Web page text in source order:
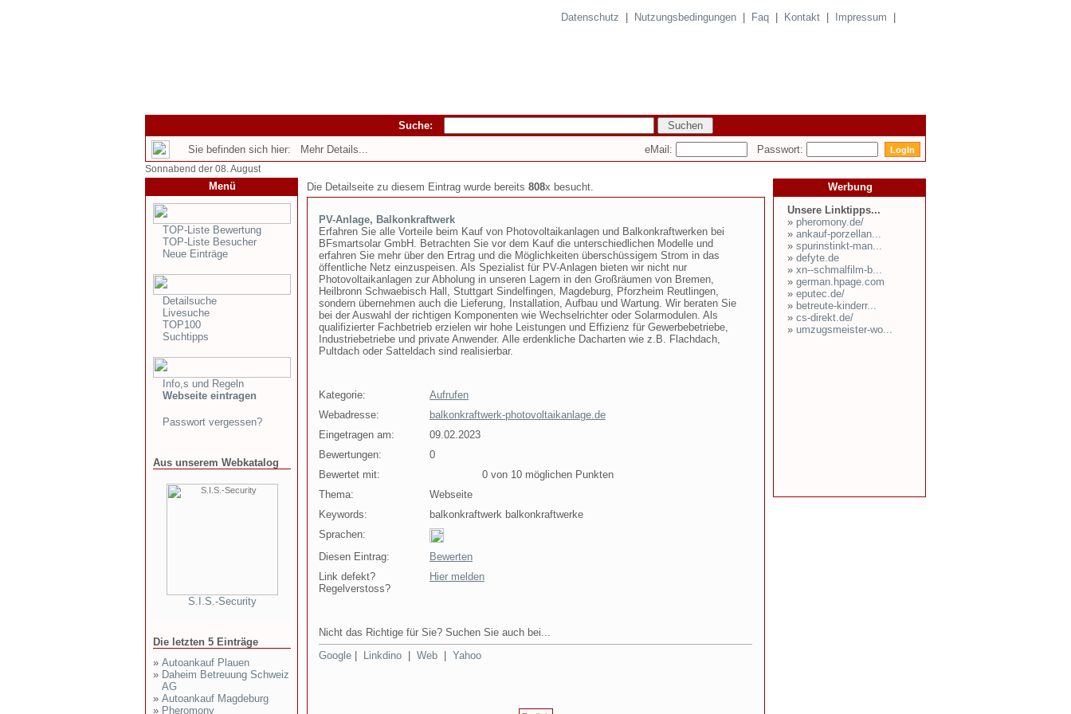
Datenschutz Nutzungsbedingungen Faq Kontakt Impressum
Suche:
Sie befinden sich hier: Mehr Details...
eMail: Passwort:
Sonnabend der 08. August
Menü
TOP-Liste Bewertung
TOP-Liste Besucher
Neue Einträge
Detailsuche
Livesuche
TOP100
Suchtipps
Info,s und Regeln
Webseite eintragen
Passwort vergessen?
Aus unserem Webkatalog
S.I.S.-Security
Die letzten 5 Einträge
» Autoankauf Plauen
» Daheim Betreuung Schweiz
AG
» Autoankauf Magdeburg
» Pheromony
Die Detailseite zu diesem Eintrag wurde bereits 808x besucht.
PV-Anlage, Balkonkraftwerk
Erfahren Sie alle Vorteile beim Kauf von Photovoltaikanlagen und Balkonkraftwerken bei
BFsmartsolar GmbH. Betrachten Sie vor dem Kauf die unterschiedlichen Modelle und
erfahren Sie mehr über den Ertrag und die Möglichkeiten überschüssigem Strom in das
öffentliche Netz einzuspeisen. Als Spezialist für PV-Anlagen bieten wir nicht nur
Photovoltaikanlagen zur Abholung in unseren Lagern in den Großräumen von Bremen,
Heilbronn Schwaebisch Hall, Stuttgart Sindelfingen, Magdeburg, Pforzheim Reutlingen,
sondern übernehmen auch die Lieferung, Installation, Aufbau und Wartung. Wir beraten Sie
bei der Auswahl der richtigen Komponenten wie Wechselrichter oder Solarmodulen. Als
qualifizierter Fachbetrieb erzielen wir hohe Leistungen und Effizienz für Gewerbebetriebe,
Industriebetriebe und private Anwender. Alle erdenkliche Dacharten wie z.B. Flachdach,
Pultdach oder Satteldach sind realisierbar.
Kategorie:
Aufrufen
Webadresse:
balkonkraftwerk-photovoltaikanlage.de
Eingetragen am:
09.02.2023
Bewertungen:
0
Bewertet mit:
0 von 10 möglichen Punkten
Thema:
Webseite
Keywords:
balkonkraftwerk balkonkraftwerke
Sprachen:
Diesen Eintrag:
Bewerten
Link defekt?
Regelverstoss?
Hier melden
Nicht das Richtige für Sie? Suchen Sie auch bei...
Google
Linkdino Web Yahoo
Werbung
Unsere Linktipps...
» pheromony.de/
» ankauf-porzellan...
» spurinstinkt-man...
» defyte.de
» xn--schmalfilm-b...
» german.hpage.com
» eputec.de/
» betreute-kinderr...
» cs-direkt.de/
» umzugsmeister-wo...